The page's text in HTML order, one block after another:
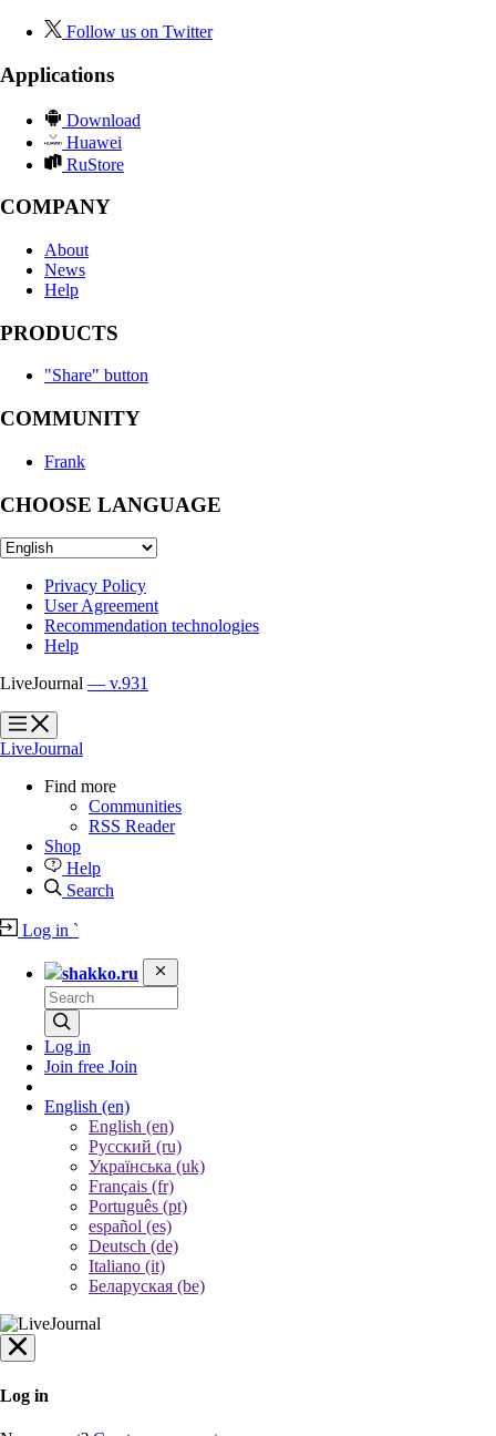
Follow us on Twitter
Applications
Download
Huawei
RuStore
COMPANY
About
News
Help
PRODUCTS
"Share" button
COMMUNITY
Frank
CHOOSE LANGUAGE
Privacy Policy
User Agreement
Recommendation technologies
Help
LiveJournal — v.931
?
?
LiveJournal
Find more
Communities
RSS Reader
Shop
Help
Search
Log in `
shakko.ru
Log in
Join free Join
English (en)
English (en)
Русский (ru)
Українська (uk)
Français (fr)
Português (pt)
español (es)
Deutsch (de)
Italiano (it)
Беларуская (be)
Log in